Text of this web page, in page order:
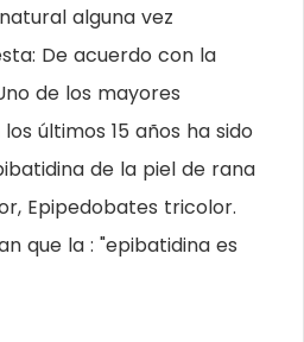
alguna vez
De acuerdo con la
de los mayores
últimos 15 años ha sido
de la piel de rana
Epipedobates tricolor.
que la : "epibatidina es